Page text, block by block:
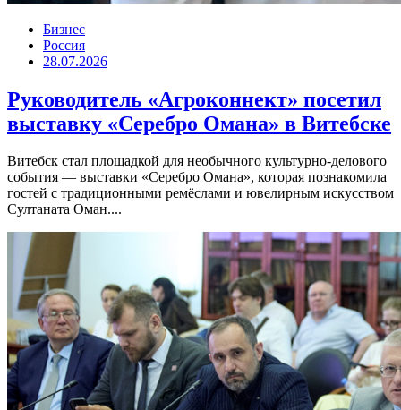
Бизнес
Россия
28.07.2026
Руководитель «Агроконнект» посетил
выставку «Серебро Омана» в Витебске
Витебск стал площадкой для необычного культурно-делового
события — выставки «Серебро Омана», которая познакомила
гостей с традиционными ремёслами и ювелирным искусством
Султаната Оман....